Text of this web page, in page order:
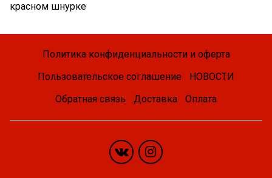
красном шнурке
Политика конфиденциальности и оферта
Пользовательское соглашение
НОВОСТИ
Обратная связь
Доставка Оплата